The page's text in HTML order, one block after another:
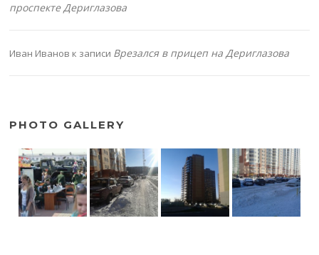
проспекте Дериглазова
Иван Иванов к записи Врезался в прицеп на Дериглазова
PHOTO GALLERY